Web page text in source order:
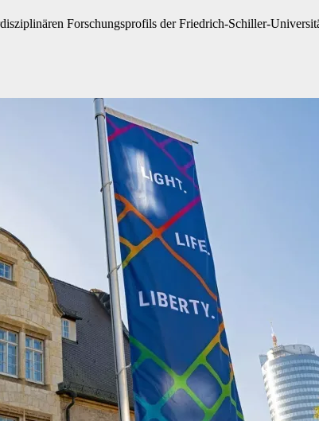
Forschungsprofils der Friedrich-Schiller-